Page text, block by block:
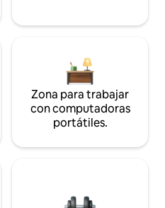
Zona para trabajar
con computadoras
portátiles.